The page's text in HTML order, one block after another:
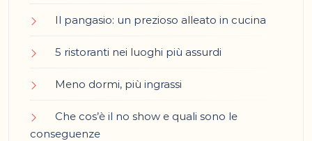
Il pangasio: un prezioso alleato in cucina
5 ristoranti nei luoghi più assurdi
Meno dormi, più ingrassi
Che cos’è il no show e quali sono le
conseguenze